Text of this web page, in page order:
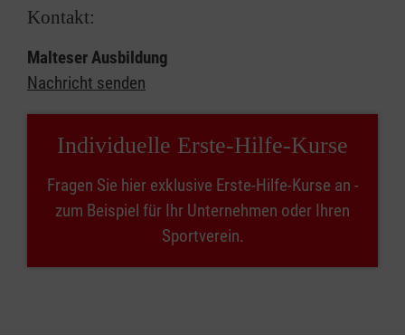
Kontakt:
Malteser Ausbildung
Nachricht senden
Individuelle Erste-Hilfe-Kurse
Fragen Sie hier exklusive Erste-Hilfe-Kurse an -
zum Beispiel für Ihr Unternehmen oder Ihren
Sportverein.